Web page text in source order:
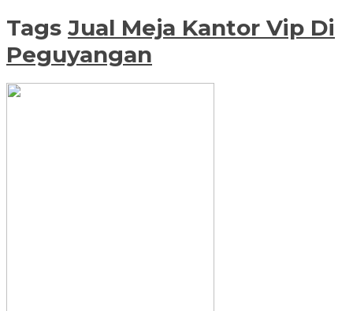
Tags Jual Meja Kantor Vip Di
Peguyangan